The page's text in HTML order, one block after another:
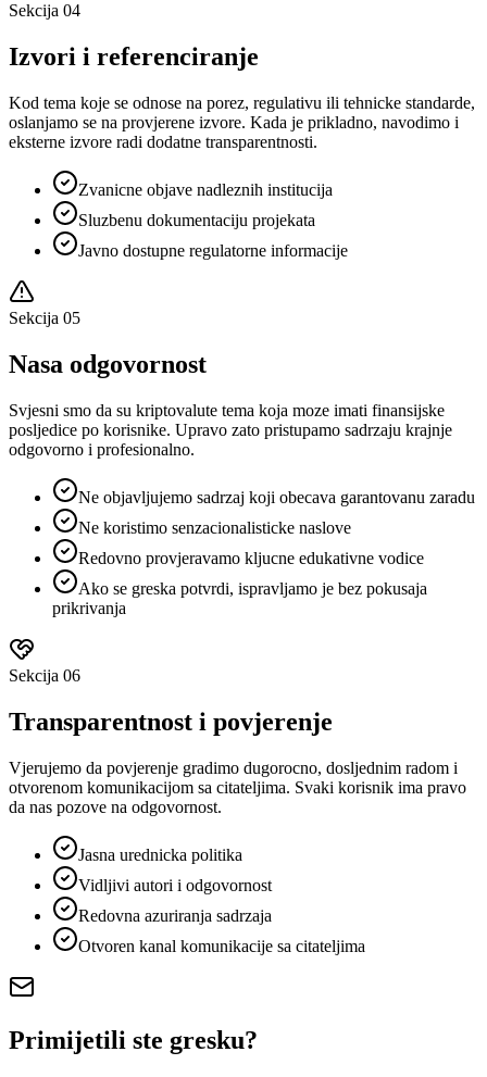
Sekcija 04
Izvori i referenciranje
Kod tema koje se odnose na porez, regulativu ili tehnicke standarde,
oslanjamo se na provjerene izvore. Kada je prikladno, navodimo i
eksterne izvore radi dodatne transparentnosti.
Zvanicne objave nadleznih institucija
Sluzbenu dokumentaciju projekata
Javno dostupne regulatorne informacije
Sekcija 05
Nasa odgovornost
Svjesni smo da su kriptovalute tema koja moze imati finansijske
posljedice po korisnike. Upravo zato pristupamo sadrzaju krajnje
odgovorno i profesionalno.
Ne objavljujemo sadrzaj koji obecava garantovanu zaradu
Ne koristimo senzacionalisticke naslove
Redovno provjeravamo kljucne edukativne vodice
Ako se greska potvrdi, ispravljamo je bez pokusaja
prikrivanja
Sekcija 06
Transparentnost i povjerenje
Vjerujemo da povjerenje gradimo dugorocno, dosljednim radom i
otvorenom komunikacijom sa citateljima. Svaki korisnik ima pravo
da nas pozove na odgovornost.
Jasna urednicka politika
Vidljivi autori i odgovornost
Redovna azuriranja sadrzaja
Otvoren kanal komunikacije sa citateljima
Primijetili ste gresku?